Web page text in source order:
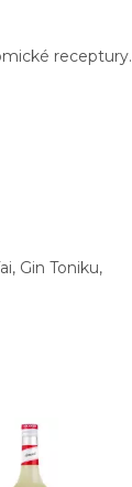
receptury.
Gin Toniku,